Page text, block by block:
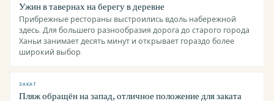
Ужин в тавернах на берегу в деревне
Прибрежные рестораны выстроились вдоль набережной
здесь. Для большего разнообразия дорога до старого города
Ханьи занимает десять минут и открывает гораздо более
широкий выбор.
ЗАКАТ
Пляж обращён на запад, отличное положение для заката